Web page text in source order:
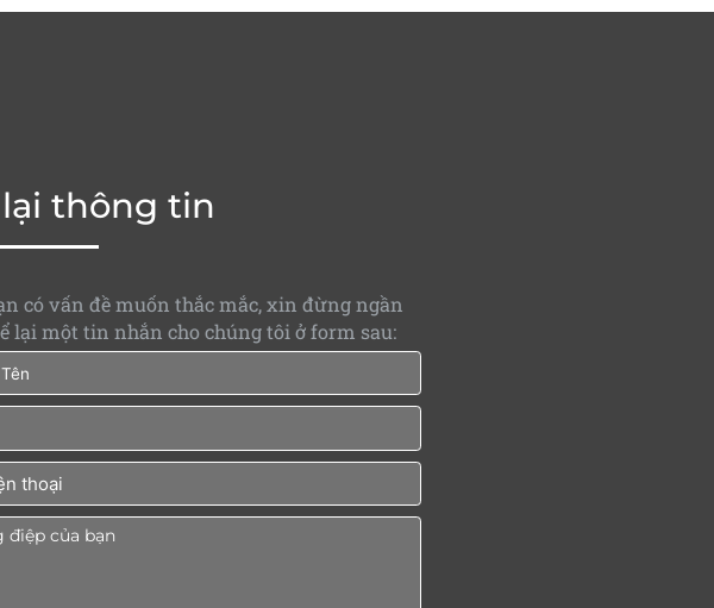
thông tin
có vấn đề muốn thắc mắc, xin đừng ngần
lại một tin nhắn cho chúng tôi ở form sau: